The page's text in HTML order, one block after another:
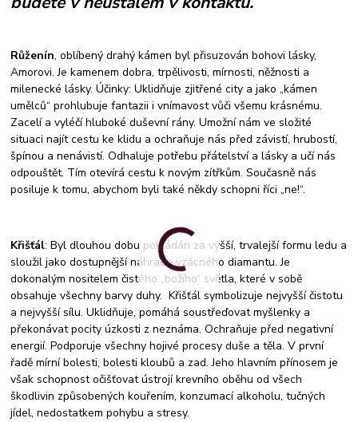
Růženín, oblíbený drahý kámen byl přisuzován bohovi lásky,
Amorovi. Je kamenem dobra, trpělivosti, mírnosti, něžnosti a
milenecké lásky. Účinky: Uklidňuje zjitřené city a jako „kámen
umělců“ prohlubuje fantazii i vnímavost vůči všemu krásnému.
Zacelí a vyléčí hluboké duševní rány. Umožní nám ve složité
situaci najít cestu ke klidu a ochraňuje nás před závistí, hrubostí,
špínou a nenávistí. Odhaluje potřebu přátelství a lásky a učí nás
odpouštět. Tím otevírá cestu k novým zítřkům. Současně nás
posiluje k tomu, abychom byli také někdy schopni říci „ne!“.
Křišťál: Byl dlouhou dobu pokládán za vyšší, trvalejší formu ledu a
sloužil jako dostupnější náhrada vzácného diamantu. Je
dokonalým nositelem čistého „božího“ světla, které v sobě
obsahuje všechny barvy duhy. Křišťál symbolizuje nejvyšší čistotu
a nejvyšší sílu. Uklidňuje, pomáhá soustřeďovat myšlenky a
překonávat pocity úzkosti z neznáma. Ochraňuje před negativní
energií. Podporuje všechny hojivé procesy duše a těla. V první
řadě mírní bolesti, bolesti kloubů a zad. Jeho hlavním přínosem je
však schopnost očišťovat ústrojí krevního oběhu od všech
škodlivin způsobených kouřením, konzumací alkoholu, tučných
jídel, nedostatkem pohybu a stresy.